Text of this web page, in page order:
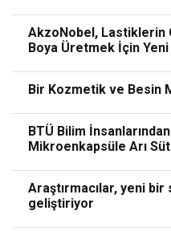
AkzoNobel, Lastiklerin
Boya Üretmek İçin
Bir Kozmetik ve Besin
BTÜ Bilim
Mikroenkapsüle Arı
Araştırmacılar, yeni
geliştiriyor